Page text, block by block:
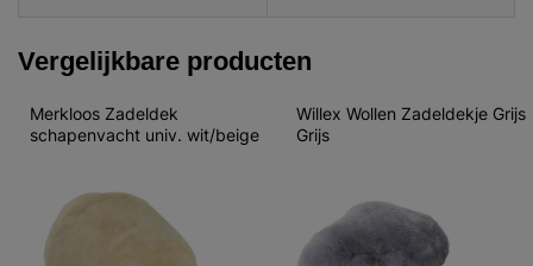
Vergelijkbare producten
Merkloos Zadeldek
schapenvacht univ. wit/beige
Willex Wollen Zadeldekje Grijs
Grijs